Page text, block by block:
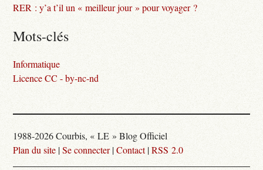
RER : y’a t’il un « meilleur jour » pour voyager ?
Mots-clés
Informatique
Licence CC - by-nc-nd
1988-2026 Courbis, « LE » Blog Officiel
Plan du site |Se connecter|Contact|RSS 2.0